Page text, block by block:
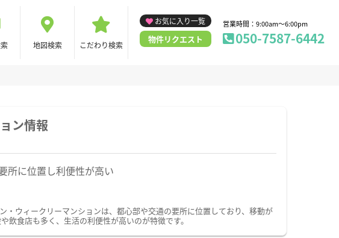
地図検索 こだわり検索
お気に入り一覧
物件リクエスト
営業時間：9:00am～6:00pm
050-7587-6442
ン情報
所に位置し利便性が高い
ウィークリーマンションは、都心部や交通の要所に位置しており、移動が
食店も多く、生活の利便性が高いのが特徴です。